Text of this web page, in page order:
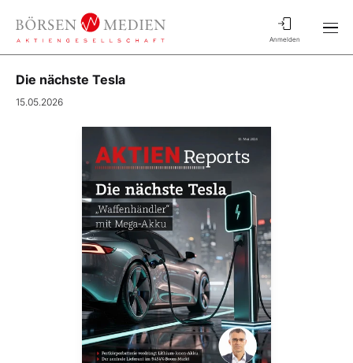
Anmelden
Die nächste Tesla
15.05.2026